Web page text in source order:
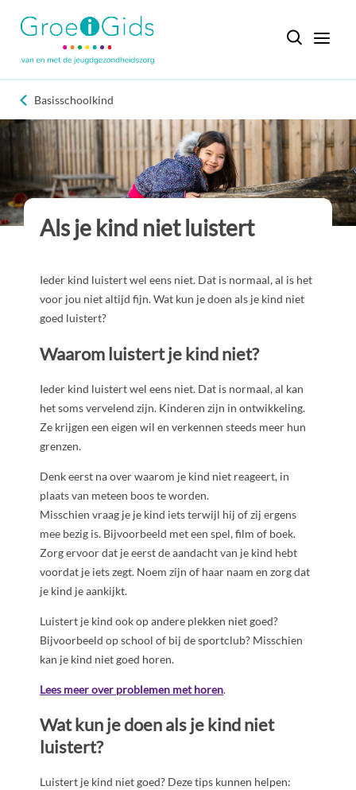
Basisschoolkind
Als je kind niet luistert
Ieder kind luistert wel eens niet. Dat is normaal, al is het
voor jou niet altijd fijn. Wat kun je doen als je kind niet
goed luistert?
Waarom luistert je kind niet?
Ieder kind luistert wel eens niet. Dat is normaal, al kan
het soms vervelend zijn. Kinderen zijn in ontwikkeling.
Ze krijgen een eigen wil en verkennen steeds meer hun
grenzen.
Denk eerst na over waarom je kind niet reageert, in
plaats van meteen boos te worden.
Misschien vraag je je kind iets terwijl hij of zij ergens
mee bezig is. Bijvoorbeeld met een spel, film of boek.
Zorg ervoor dat je eerst de aandacht van je kind hebt
voordat je iets zegt. Noem zijn of haar naam en zorg dat
je kind je aankijkt.
Luistert je kind ook op andere plekken niet goed?
Bijvoorbeeld op school of bij de sportclub? Misschien
kan je kind niet goed horen.
Lees meer over problemen met horen.
Wat kun je doen als je kind niet
luistert?
Luistert je kind niet goed? Deze tips kunnen helpen: